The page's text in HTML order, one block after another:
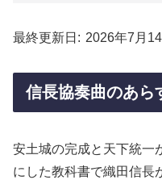
最終更新日 2026年7月14
信長協奏曲のあら
安土城の完成と天下統一
にした教科書で織田信長